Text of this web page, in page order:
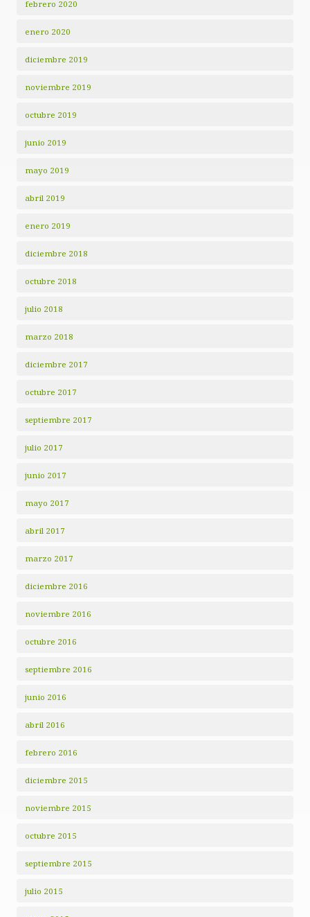
febrero 2020
enero 2020
diciembre 2019
noviembre 2019
octubre 2019
junio 2019
mayo 2019
abril 2019
enero 2019
diciembre 2018
octubre 2018
julio 2018
marzo 2018
diciembre 2017
octubre 2017
septiembre 2017
julio 2017
junio 2017
mayo 2017
abril 2017
marzo 2017
diciembre 2016
noviembre 2016
octubre 2016
septiembre 2016
junio 2016
abril 2016
febrero 2016
diciembre 2015
noviembre 2015
octubre 2015
septiembre 2015
julio 2015